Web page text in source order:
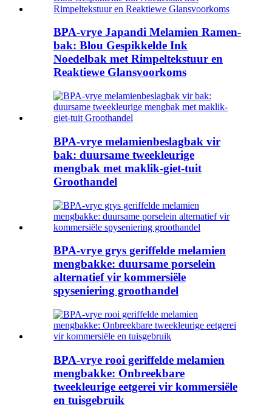
BPA-vrye Japandi Melamien Ramen-
bak: Blou Gespikkelde Ink
Noedelbak met Rimpeltekstuur en
Reaktiewe Glansvoorkoms
BPA-vrye melamienbeslagbak vir
bak: duursame tweekleurige
mengbak met maklik-giet-tuit
Groothandel
BPA-vrye grys geriffelde melamien
mengbakke: duursame porselein
alternatief vir kommersiële
spyseniering groothandel
BPA-vrye rooi geriffelde melamien
mengbakke: Onbreekbare
tweekleurige eetgerei vir kommersiële
en tuisgebruik